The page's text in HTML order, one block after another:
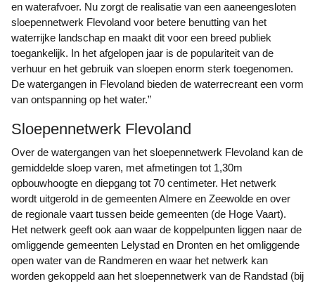
en waterafvoer. Nu zorgt de realisatie van een aaneengesloten
sloepennetwerk Flevoland voor betere benutting van het
waterrijke landschap en maakt dit voor een breed publiek
toegankelijk. In het afgelopen jaar is de populariteit van de
verhuur en het gebruik van sloepen enorm sterk toegenomen.
De watergangen in Flevoland bieden de waterrecreant een vorm
van ontspanning op het water.”
Sloepennetwerk Flevoland
Over de watergangen van het sloepennetwerk Flevoland kan de
gemiddelde sloep varen, met afmetingen tot 1,30m
opbouwhoogte en diepgang tot 70 centimeter. Het netwerk
wordt uitgerold in de gemeenten Almere en Zeewolde en over
de regionale vaart tussen beide gemeenten (de Hoge Vaart).
Het netwerk geeft ook aan waar de koppelpunten liggen naar de
omliggende gemeenten Lelystad en Dronten en het omliggende
open water van de Randmeren en waar het netwerk kan
worden gekoppeld aan het sloepennetwerk van de Randstad (bij